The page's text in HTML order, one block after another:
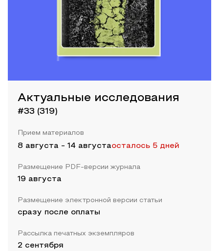
Актуальные исследования
#33 (319)
Прием материалов
8 августа - 14 августаосталось 5 дней
Размещение PDF-версии журнала
19 августа
Размещение электронной версии статьи
сразу после оплаты
Рассылка печатных экземпляров
2 сентября